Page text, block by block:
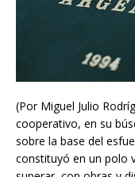
(Por Miguel Julio
cooperativo, en su
sobre la base del
constituyó en un polo